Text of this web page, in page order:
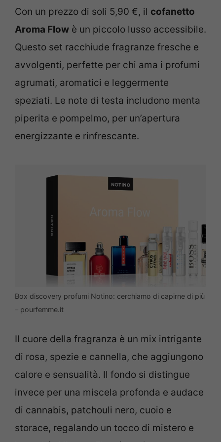
Con un prezzo di soli 5,90 €, il cofanetto
Aroma Flow è un piccolo lusso accessibile.
Questo set racchiude fragranze fresche e
avvolgenti, perfette per chi ama i profumi
agrumati, aromatici e leggermente
speziati. Le note di testa includono menta
piperita e pompelmo, per un’apertura
energizzante e rinfrescante.
Box discovery profumi Notino: cerchiamo di capirne di più
– pourfemme.it
Il cuore della fragranza è un mix intrigante
di rosa, spezie e cannella, che aggiungono
calore e sensualità. Il fondo si distingue
invece per una miscela profonda e audace
di cannabis, patchouli nero, cuoio e
storace, regalando un tocco di mistero e